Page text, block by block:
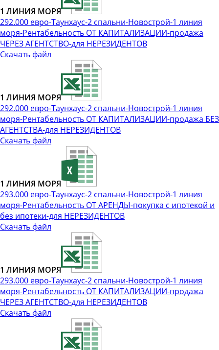
1 ЛИНИЯ МОРЯ
292.000 евро-Таунхаус-2 спальни-Новострой-1 линия
моря-Рентабельность ОТ КАПИТАЛИЗАЦИИ-продажа
ЧЕРЕЗ АГЕНТСТВО-для НЕРЕЗИДЕНТОВ
Скачать файл
1 ЛИНИЯ МОРЯ
292.000 евро-Таунхаус-2 спальни-Новострой-1 линия
моря-Рентабельность ОТ КАПИТАЛИЗАЦИИ-продажа БЕЗ
АГЕНТСТВА-для НЕРЕЗИДЕНТОВ
Скачать файл
1 ЛИНИЯ МОРЯ
293.000 евро-Таунхаус-2 спальни-Новострой-1 линия
моря-Рентабельность ОТ АРЕНДЫ-покупка с ипотекой и
без ипотеки-для НЕРЕЗИДЕНТОВ
Скачать файл
1 ЛИНИЯ МОРЯ
293.000 евро-Таунхаус-2 спальни-Новострой-1 линия
моря-Рентабельность ОТ КАПИТАЛИЗАЦИИ-продажа
ЧЕРЕЗ АГЕНТСТВО-для НЕРЕЗИДЕНТОВ
Скачать файл